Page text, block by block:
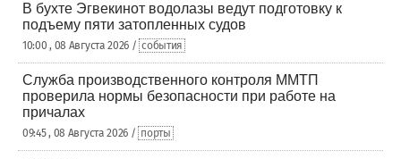
В бухте Эгвекинот водолазы ведут подготовку к
подъему пяти затопленных судов
10:00 , 08 Августа 2026 / события
Служба производственного контроля ММТП
проверила нормы безопасности при работе на
причалах
09:45 , 08 Августа 2026 / порты